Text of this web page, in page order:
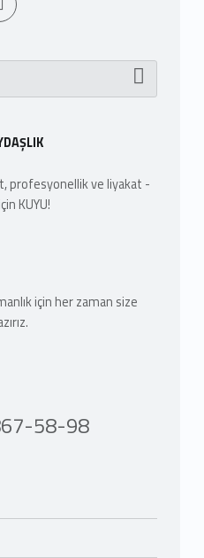
profesyonellik ve liyakat -
KUYU!
için her zaman size
58-98